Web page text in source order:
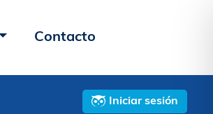
Contacto
Iniciar sesión